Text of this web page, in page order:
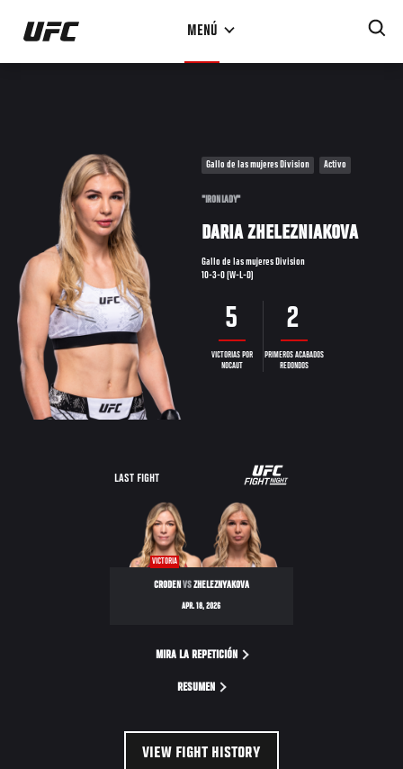
Pasar
contenido
MENÚ
Gallo de las mujeres Division Activo
"IRON LADY"
DARIA ZHELEZNIAKOVA
Gallo de las mujeres Division
10-3-0 (W-L-D)
5
VICTORIAS POR
NOCAUT
2
PRIMEROS ACABADOS
REDONDOS
LAST FIGHT
VICTORIA
CRODEN VSZHELEZNYAKOVA
APR. 18, 2026
MIRA LA REPETICIÓN
RESUMEN
VIEW FIGHT HISTORY